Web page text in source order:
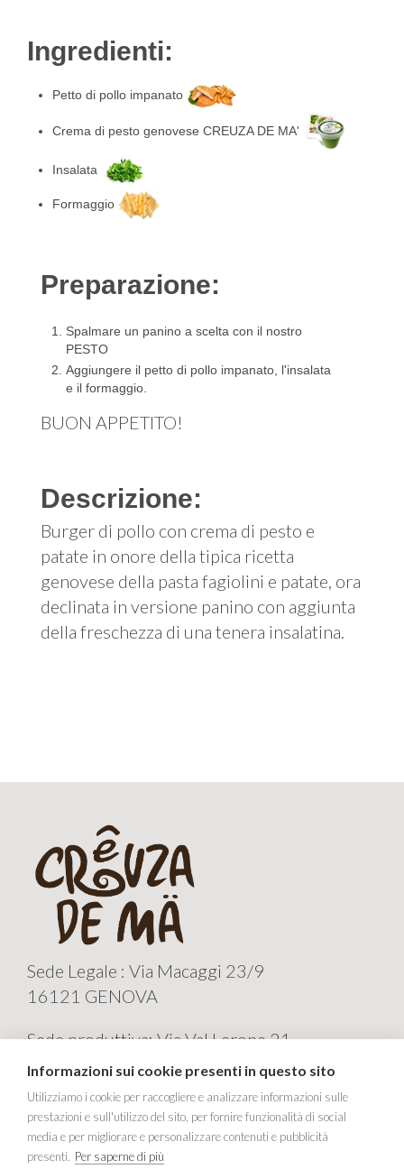
Ingredienti:
Petto di pollo impanato
Crema di pesto genovese CREUZA DE MA'
Insalata
Formaggio
Preparazione:
Spalmare un panino a scelta con il nostro
PESTO
Aggiungere il petto di pollo impanato, l'insalata
e il formaggio.
BUON APPETITO!
Descrizione:
Burger di pollo con crema di pesto e
patate in onore della tipica ricetta
genovese della pasta fagiolini e patate, ora
declinata in versione panino con aggiunta
della freschezza di una tenera insalatina.
Sede Legale : Via Macaggi 23/9
16121 GENOVA
Sede produttiva: Via Val Lerone 21
16011 ARENZANO GE
CREUZA de MA' Sas
Tel e fax +39 010 9823189
P.IVA 01745840999
Informazioni sui cookie presenti in questo sito
Utilizziamo i cookie per raccogliere e analizzare informazioni sulle
prestazioni e sull'utilizzo del sito, per fornire funzionalità di social
media e per migliorare e personalizzare contenuti e pubblicità
presenti. Per saperne di più